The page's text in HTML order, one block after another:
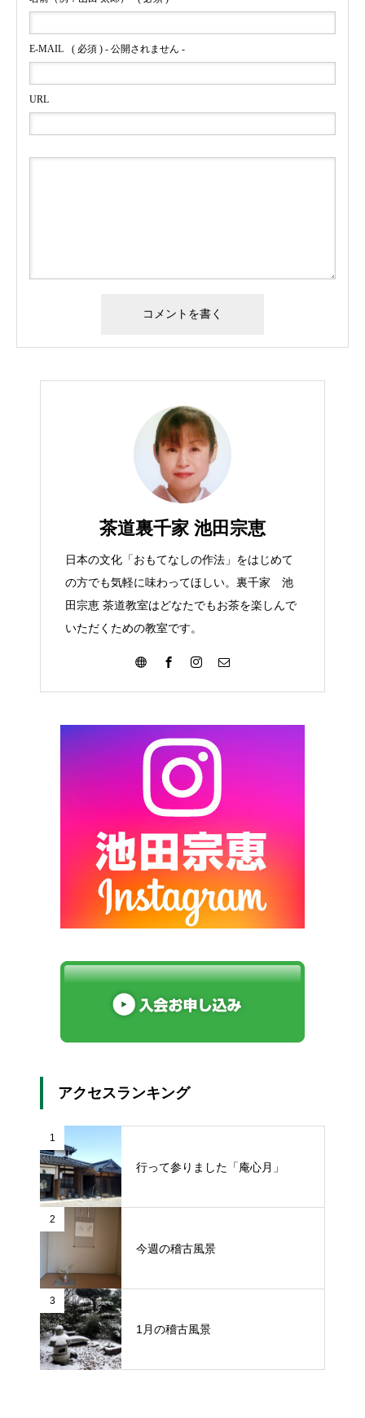
E-MAIL ( 必須 ) - 公開されません -
URL
茶道裏千家 池田宗恵
日本の文化「おもてなしの作法」をはじめて
の方でも気軽に味わってほしい。裏千家 池
田宗恵 茶道教室はどなたでもお茶を楽しんで
いただくための教室です。
アクセスランキング
1
行って参りました「庵心月」
2
今週の稽古風景
3
1月の稽古風景